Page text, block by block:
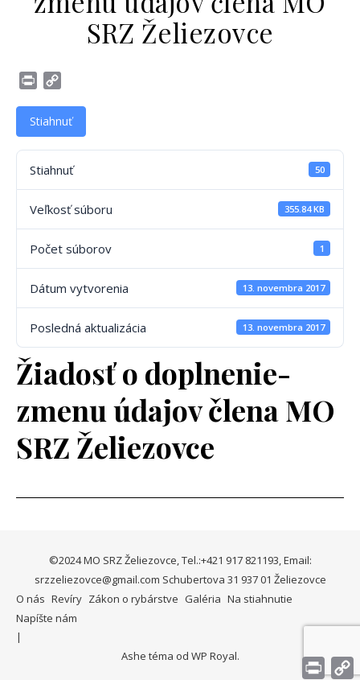
SRZ Želiezovce
Print
Stiahnuť
Stiahnuť 50
Veľkosť súboru 355.84 KB
Počet súborov 1
Dátum vytvorenia 13. novembra 2017
Posledná aktualizácia 13. novembra 2017
Žiadosť o doplnenie-
zmenu údajov člena MO
SRZ Želiezovce
©2024 MO SRZ Želiezovce, Tel.:+421 917 821193, Email:
srzzeliezovce@gmail.com Schubertova 31 937 01 Želiezovce
O nás Revíry Zákon o rybárstve Galéria Na stiahnutie
Napíšte nám
Ashe téma od WP Royal. Print